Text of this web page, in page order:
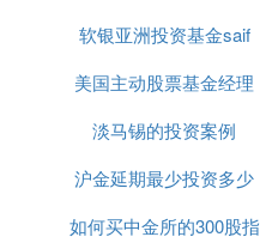
软银亚洲投资基金saif
美国主动股票基金经理
淡马锡的投资案例
沪金延期最少投资多少
如何买中金所的300股指